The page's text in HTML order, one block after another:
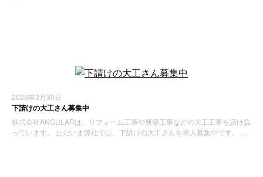
2023年3月30日
下請けの大工さん募集中
株式会社ANGULARは、リフォーム工事や新築工事などの大工工事を請け負
っています。 ただいま弊社では、下請けの大工さんを求人募集中です。 …